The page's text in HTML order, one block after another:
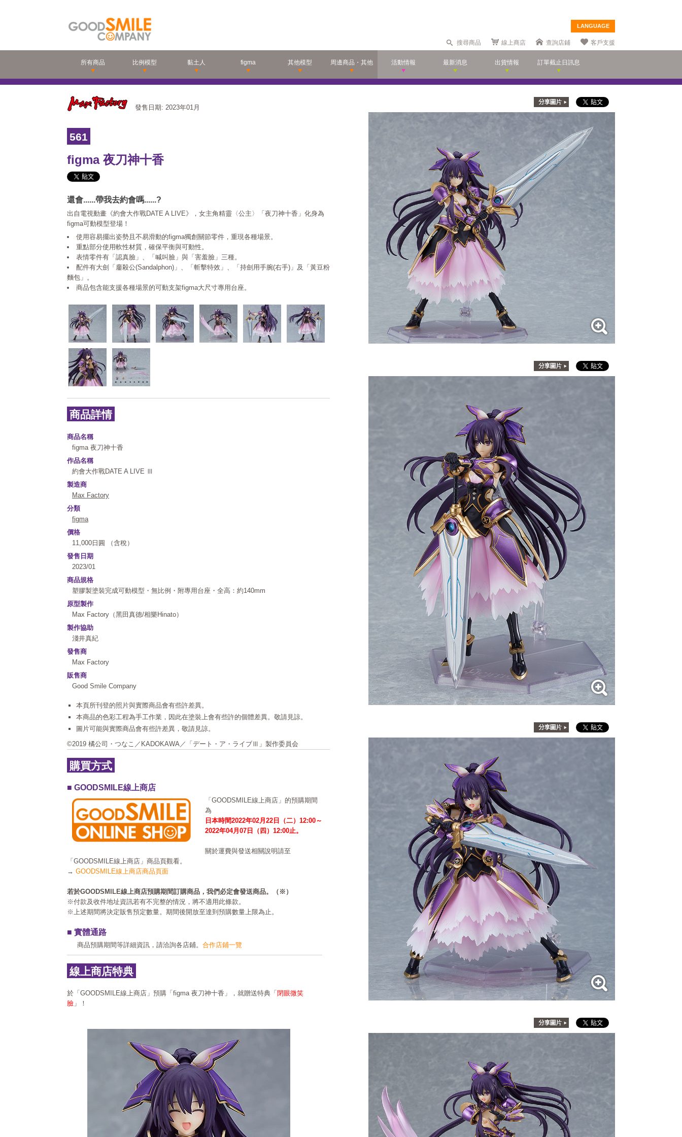
LANGUAGE
搜尋商品 線上商店 查詢店鋪 客戶支援
所有商品 比例模型 黏土人 figma 其他模型 周邊商品・其他 活動情報 最新消息 出貨情報 訂單截止日訊息
發售日期: 2023年01月
561
figma 夜刀神十香
還會......帶我去約會嗎......?
出自電視動畫《約會大作戰DATE A LIVE》，女主角精靈〈公主〉「夜刀神十香」化身為
figma可動模型登場！
使用容易擺出姿勢且不易滑動的figma獨創關節零件，重現各種場景。
重點部分使用軟性材質，確保平衡與可動性。
表情零件有「認真臉」、「喊叫臉」與「害羞臉」三種。
配件有大劍「鏖殺公(Sandalphon)」、「斬擊特效」、「持劍用手腕(右手)」及「黃豆粉
麵包」。
商品包含能支援各種場景的可動支架figma大尺寸專用台座。
商品詳情
商品名稱
figma 夜刀神十香
作品名稱
約會大作戰DATE A LIVE Ⅲ
製造商
Max Factory
分類
figma
價格
11,000日圓 （含稅）
發售日期
2023/01
商品規格
塑膠製塗裝完成可動模型・無比例・附專用台座・全高：約140mm
原型製作
Max Factory（黑田真德/相樂Hinato）
製作協助
淺井真紀
發售商
Max Factory
販售商
Good Smile Company
本頁所刊登的照片與實際商品會有些許差異。
本商品的色彩工程為手工作業，因此在塗裝上會有些許的個體差異。敬請見諒。
圖片可能與實際商品會有些許差異，敬請見諒。
©2019 橘公司・つなこ／KADOKAWA／「デート・ア・ライブⅢ」製作委員会
購買方式
■ GOODSMILE線上商店
「GOODSMILE線上商店」的預購期間
為
日本時間2022年02月22日（二）12:00～
2022年04月07日（四）12:00止。
關於運費與發送相關說明請至
「GOODSMILE線上商店」商品頁觀看。
→ GOODSMILE線上商店商品頁面
若於GOODSMILE線上商店預購期間訂購商品，我們必定會發送商品。（※）
※付款及收件地址資訊若有不完整的情況，將不適用此條款。
※上述期間將決定販售預定數量。期間後開放至達到預購數量上限為止。
■ 實體通路
商品預購期間等詳細資訊，請洽詢各店鋪。 合作店鋪一覽
線上商店特典
於「GOODSMILE線上商店」預購「figma 夜刀神十香」，就贈送特典「 閉眼微笑
臉 」！